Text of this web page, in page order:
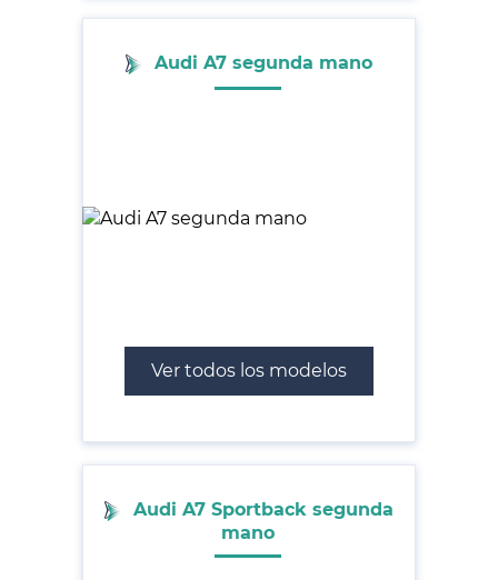
Audi A7 segunda mano
Ver todos los modelos
Audi A7 Sportback segunda
mano